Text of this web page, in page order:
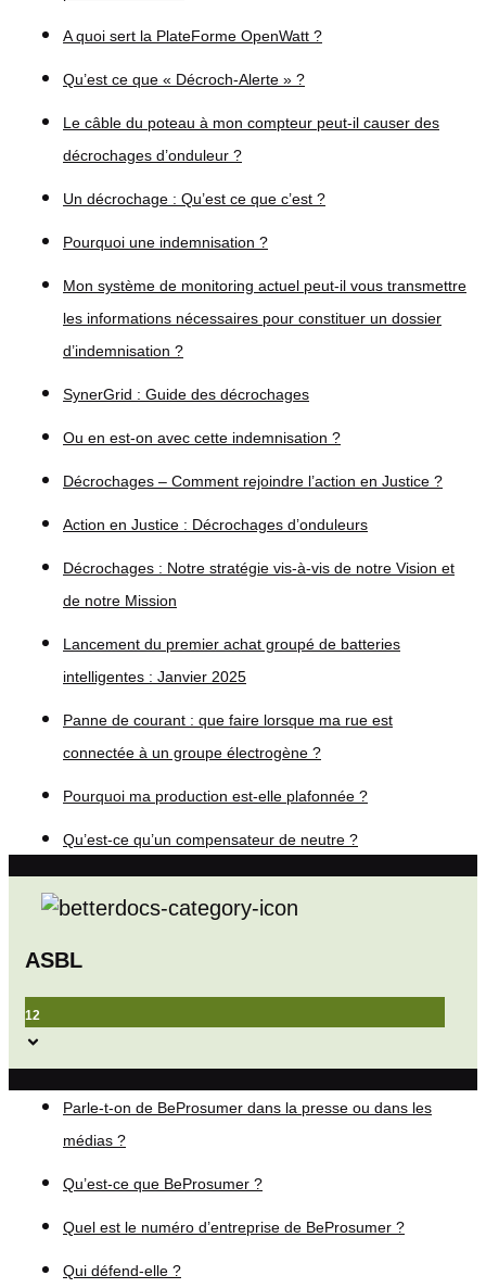
A quoi sert la PlateForme OpenWatt ?
Qu’est ce que « Décroch-Alerte » ?
Le câble du poteau à mon compteur peut-il causer des
décrochages d’onduleur ?
Un décrochage : Qu’est ce que c’est ?
Pourquoi une indemnisation ?
Mon système de monitoring actuel peut-il vous transmettre
les informations nécessaires pour constituer un dossier
d’indemnisation ?
SynerGrid : Guide des décrochages
Ou en est-on avec cette indemnisation ?
Décrochages – Comment rejoindre l’action en Justice ?
Action en Justice : Décrochages d’onduleurs
Décrochages : Notre stratégie vis-à-vis de notre Vision et
de notre Mission
Lancement du premier achat groupé de batteries
intelligentes : Janvier 2025
Panne de courant : que faire lorsque ma rue est
connectée à un groupe électrogène ?
Pourquoi ma production est-elle plafonnée ?
Qu’est-ce qu’un compensateur de neutre ?
ASBL
12
Parle-t-on de BeProsumer dans la presse ou dans les
médias ?
Qu’est-ce que BeProsumer ?
Quel est le numéro d’entreprise de BeProsumer ?
Qui défend-elle ?